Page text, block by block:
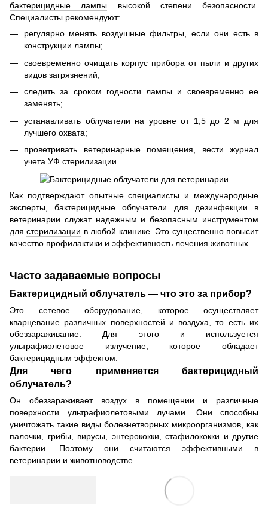
бактерицидные лампы высокой степени безопасности.
Специалисты рекомендуют:
регулярно менять воздушные фильтры, если они есть в
конструкции лампы;
своевременно очищать корпус прибора от пыли и других
видов загрязнений;
следить за сроком годности лампы и своевременно ее
заменять;
устанавливать облучатели на уровне от 1,5 до 2 м для
лучшего охвата;
проветривать ветеринарные помещения, вести журнал
учета УФ стерилизации.
Как подтверждают опытные специалисты и международные
эксперты, бактерицидные облучатели для дезинфекции в
ветеринарии служат надежным и безопасным инструментом
длястерилизации в любой клинике. Это существенно повысит
качество профилактики и эффективность лечения животных.
Часто задаваемые вопросы
Бактерицидный облучатель — что это за прибор?
Это сетевое оборудование, которое осуществляет
кварцевание различных поверхностей и воздуха, то есть их
обеззараживание. Для этого и используется
ультрафиолетовое излучение, которое обладает
бактерицидным эффектом.
Для чего применяется бактерицидный
облучатель?
Он обеззараживает воздух в помещении и различные
поверхности ультрафиолетовыми лучами. Они способны
уничтожать такие виды болезнетворных микроорганизмов, как
палочки, грибы, вирусы, энтерококки, стафилококки и другие
бактерии. Поэтому они считаются эффективными в
ветеринарии и животноводстве.